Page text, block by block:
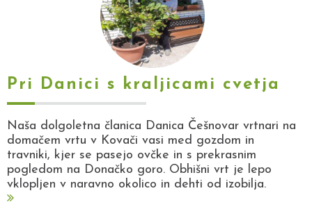
Pri Danici s kraljicami cvetja
Naša dolgoletna članica Danica Češnovar vrtnari na
domačem vrtu v Kovači vasi med gozdom in
travniki, kjer se pasejo ovčke in s prekrasnim
pogledom na Donačko goro. Obhišni vrt je lepo
vklopljen v naravno okolico in dehti od izobilja.